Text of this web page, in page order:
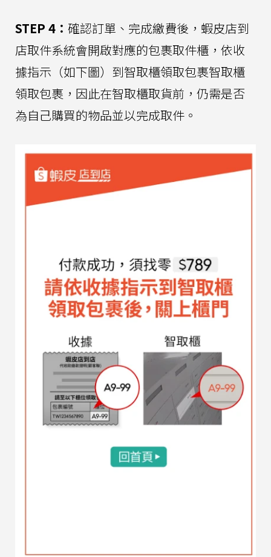
STEP 4： 確認訂單、完成繳費後，蝦皮店到
店取件系統會開啟對應的包裹取件櫃，依收
據指示（如下圖）到智取櫃領取包裹智取櫃
領取包裹，因此在智取櫃取貨前，仍需是否
為自己購買的物品並以完成取件。